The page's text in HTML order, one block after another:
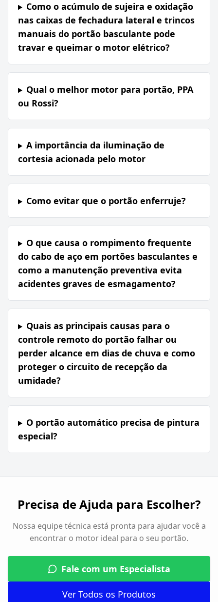
Como o acúmulo de sujeira e oxidação
nas caixas de fechadura lateral e trincos
manuais do portão basculante pode
travar e queimar o motor elétrico?
Qual o melhor motor para portão, PPA
ou Rossi?
A importância da iluminação de
cortesia acionada pelo motor
Como evitar que o portão enferruje?
O que causa o rompimento frequente
do cabo de aço em portões basculantes e
como a manutenção preventiva evita
acidentes graves de esmagamento?
Quais as principais causas para o
controle remoto do portão falhar ou
perder alcance em dias de chuva e como
proteger o circuito de recepção da
umidade?
O portão automático precisa de pintura
especial?
Precisa de Ajuda para Escolher?
Nossa equipe técnica está pronta para ajudar você a
encontrar o motor ideal para o seu portão.
Fale com um Especialista
Ver Todos os Produtos